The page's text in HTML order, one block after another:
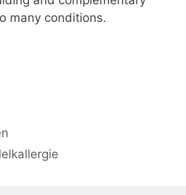
many conditions.